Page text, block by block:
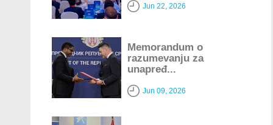
Jun 22, 2026
Memorandum o
razumevanju za
unapređ...
Jun 09, 2026